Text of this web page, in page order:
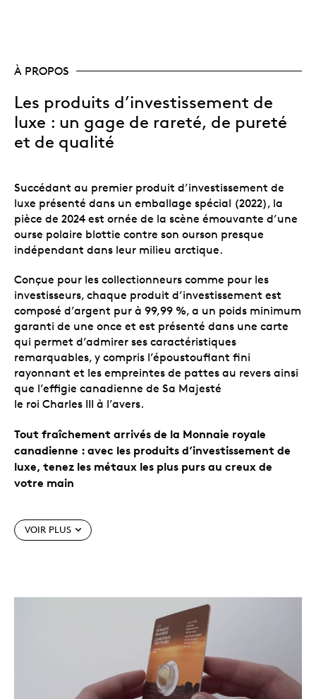
À PROPOS
Les produits d’investissement de
luxe : un gage de rareté, de pureté
et de qualité
Succédant au premier produit d’investissement de
luxe présenté dans un emballage spécial (2022), la
pièce de 2024 est ornée de la scène émouvante d’une
ourse polaire blottie contre son ourson presque
indépendant dans leur milieu arctique.
Conçue pour les collectionneurs comme pour les
investisseurs, chaque produit d’investissement est
composé d’argent pur à 99,99 %, a un poids minimum
garanti de une once et est présenté dans une carte
qui permet d’admirer ses caractéristiques
remarquables, y compris l’époustouflant fini
rayonnant et les empreintes de pattes au revers ainsi
que l’effigie canadienne de Sa Majesté
le roi Charles III à l’avers.
Tout fraîchement arrivés de la Monnaie royale
canadienne : avec les produits d’investissement de
luxe, tenez les métaux les plus purs au creux de
votre main
Caractéristiques particulières
poids garanti et sont soigneusement manipulés
durant le processus de fabrication, avant d’être
placés dans un emballage approuvé par la
Monnaie royale canadienne. Au dos de la carte,
un code QR facile à balayer permet d’accéder
rapidement à un site Web instructif,PassionOR
sur le monde des produits d’investissement.
Les métaux les plus purs au monde, faciles à
VOIR PLUS